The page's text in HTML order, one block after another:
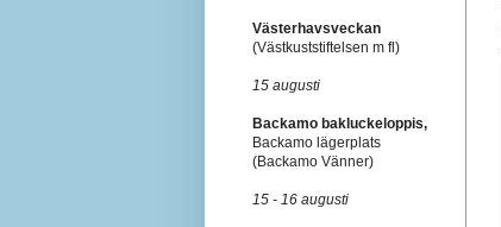
Västerhavsveckan
(Västkuststiftelsen m fl)
15 augusti
Backamo bakluckeloppis,
Backamo lägerplats
(Backamo Vänner)
15 - 16 augusti